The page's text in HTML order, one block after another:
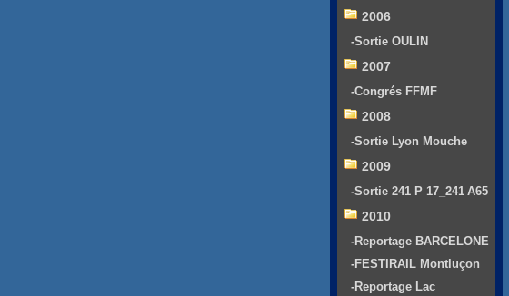
2006
-Sortie OULIN
2007
-Congrés FFMF
2008
-Sortie Lyon Mouche
2009
-Sortie 241 P 17_241 A65
2010
-Reportage BARCELONE
-FESTIRAIL Montluçon
-Reportage Lac